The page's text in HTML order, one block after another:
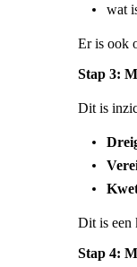
wat
Er is ook
Stap 3:
Dit is
Dit is een
Stap 4: